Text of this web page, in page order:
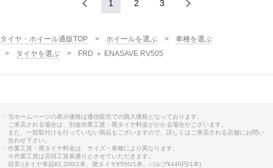
1 2 3
タイヤ・ホイール通販TOP ホイールを選ぶ
車種を選ぶ
タイヤを選ぶ
FRD ＋ ENASAVE RV505
・当ホームページの表示価格は通信販売での購入価格となっております。
ご来店される場合は、別途作業工賃・廃タイヤ料金がかかる場合がございます。
また、一部取付けを行っていない商品もございますので、詳しくはご来店される店舗にお問い
合わせ下さい。
・作業工賃・廃タイヤ料金は、サイズ・車種により異なります。
※作業工賃は店頭工賃表通りとさせていただきます。
目安:(タイヤ単品¥2,200/1本、廃タイヤ¥550/1本、バルブ¥440円/1本)